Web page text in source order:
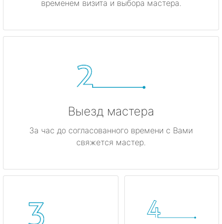
временем визита и выбора мастера.
Выезд мастера
За час до согласованного времени с Вами
свяжется мастер.